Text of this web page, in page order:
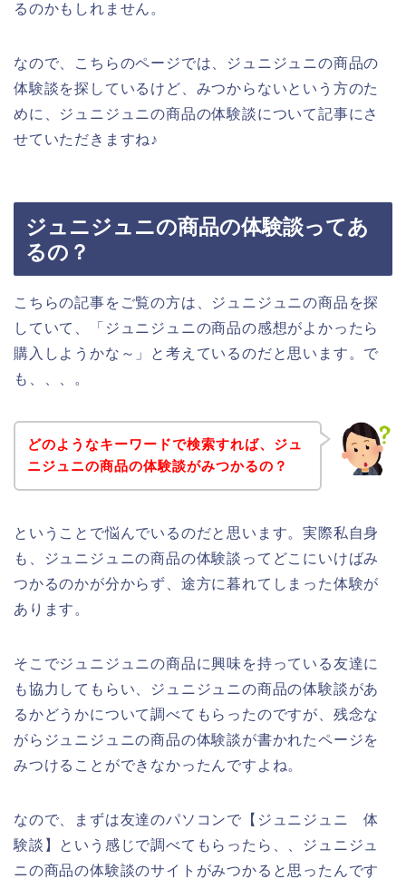
るのかもしれません。
なので、こちらのページでは、ジュニジュニの商品の
体験談を探しているけど、みつからないという方のた
めに、ジュニジュニの商品の体験談について記事にさ
せていただきますね♪
ジュニジュニの商品の体験談ってあ
るの？
こちらの記事をご覧の方は、ジュニジュニの商品を探
していて、「ジュニジュニの商品の感想がよかったら
購入しようかな～」と考えているのだと思います。で
も、、、。
どのようなキーワードで検索すれば、ジュ
ニジュニの商品の体験談がみつかるの？
ということで悩んでいるのだと思います。実際私自身
も、ジュニジュニの商品の体験談ってどこにいけばみ
つかるのかが分からず、途方に暮れてしまった体験が
あります。
そこでジュニジュニの商品に興味を持っている友達に
も協力してもらい、ジュニジュニの商品の体験談があ
るかどうかについて調べてもらったのですが、残念な
がらジュニジュニの商品の体験談が書かれたページを
みつけることができなかったんですよね。
なので、まずは友達のパソコンで【ジュニジュニ 体
験談】という感じで調べてもらったら、、ジュニジュ
ニの商品の体験談のサイトがみつかると思ったんです